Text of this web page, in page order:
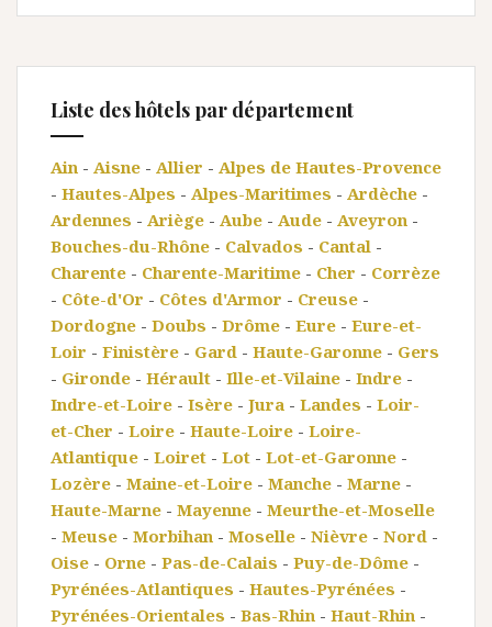
Liste des hôtels par département
Ain - Aisne - Allier - Alpes de Hautes-Provence
- Hautes-Alpes - Alpes-Maritimes - Ardèche -
Ardennes - Ariège - Aube - Aude - Aveyron -
Bouches-du-Rhône - Calvados - Cantal -
Charente - Charente-Maritime - Cher - Corrèze
- Côte-d'Or - Côtes d'Armor - Creuse -
Dordogne - Doubs - Drôme - Eure - Eure-et-
Loir - Finistère - Gard - Haute-Garonne - Gers
- Gironde - Hérault - Ille-et-Vilaine - Indre -
Indre-et-Loire - Isère - Jura - Landes - Loir-
et-Cher - Loire - Haute-Loire - Loire-
Atlantique - Loiret - Lot - Lot-et-Garonne -
Lozère - Maine-et-Loire - Manche - Marne -
Haute-Marne - Mayenne - Meurthe-et-Moselle
- Meuse - Morbihan - Moselle - Nièvre - Nord -
Oise - Orne - Pas-de-Calais - Puy-de-Dôme -
Pyrénées-Atlantiques - Hautes-Pyrénées -
Pyrénées-Orientales - Bas-Rhin - Haut-Rhin -